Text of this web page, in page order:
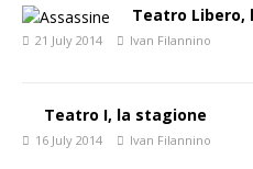
Teatro Libero,
21 July 2014 Ivan Filannino
Teatro I, la stagione
16 July 2014 Ivan Filannino